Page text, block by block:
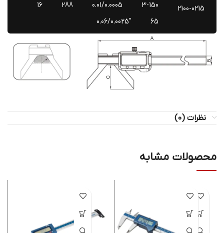
2100-0215
3-150
0.01/0.0005
288
16
65
0.06/0.0025″
نظرات (0)
محصولات مشابه